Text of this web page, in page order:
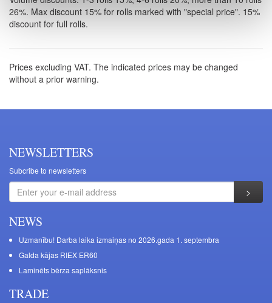
26%. Max discount 15% for rolls marked with "special price". 15%
discount for full rolls.
Prices excluding VAT. The indicated prices may be changed
without a prior warning.
NEWSLETTERS
Subcribe to newsletters
NEWS
Uzmanību! Darba laika izmaiņas no 2026.gada 1. septembra
Galda kājas RIEX ER60
Laminēts bērza saplāksnis
TRADE